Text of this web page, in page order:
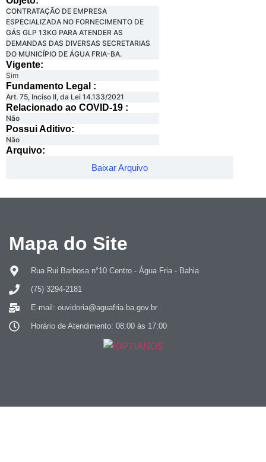
CONTRATAÇÃO DE EMPRESA
ESPECIALIZADA NO FORNECIMENTO DE
GÁS GLP 13KG PARA ATENDER AS
DEMANDAS DAS DIVERSAS SECRETARIAS
DO MUNICÍPIO DE ÁGUA FRIA-BA.
Vigente:
Sim
Fundamento Legal :​
Art. 75, Inciso II, da Lei 14.133/2021
Relacionado ao COVID-19 :​
Não
Possui Aditivo:​
Não
Arquivo:
Baixar Arquivo
Mapa do Site
Rua Rui Barbosa n°10 Centro - Água Fria - Bahia
(75) 3294-2181
E-mail: ouvidoria@aguafria.ba.gov.br
Horário de Atendimento: 08:00 às 17:00